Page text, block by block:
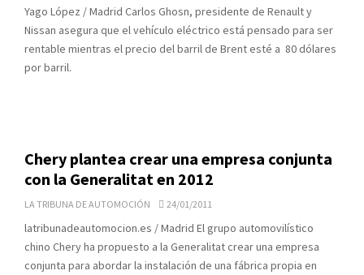
Yago López / Madrid Carlos Ghosn, presidente de Renault y
Nissan asegura que el vehículo eléctrico está pensado para ser
rentable mientras el precio del barril de Brent esté a 80 dólares
por barril.
Chery plantea crear una empresa conjunta
con la Generalitat en 2012
LA TRIBUNA DE AUTOMOCIÓN 24/01/2011
latribunadeautomocion.es / Madrid El grupo automovilístico
chino Chery ha propuesto a la Generalitat crear una empresa
conjunta para abordar la instalación de una fábrica propia en